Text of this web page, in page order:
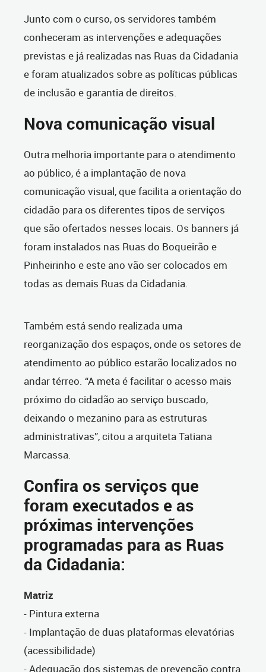
Junto com o curso, os servidores também
conheceram as intervenções e adequações
previstas e já realizadas nas Ruas da Cidadania
e foram atualizados sobre as políticas públicas
de inclusão e garantia de direitos.
Nova comunicação visual
Outra melhoria importante para o atendimento
ao público, é a implantação de nova
comunicação visual, que facilita a orientação do
cidadão para os diferentes tipos de serviços
que são ofertados nesses locais. Os banners já
foram instalados nas Ruas do Boqueirão e
Pinheirinho e este ano vão ser colocados em
todas as demais Ruas da Cidadania.
Também está sendo realizada uma
reorganização dos espaços, onde os setores de
atendimento ao público estarão localizados no
andar térreo. “A meta é facilitar o acesso mais
próximo do cidadão ao serviço buscado,
deixando o mezanino para as estruturas
administrativas”, citou a arquiteta Tatiana
Marcassa.
Confira os serviços que
foram executados e as
próximas intervenções
programadas para as Ruas
da Cidadania:
Matriz
- Pintura externa
- Implantação de duas plataformas elevatórias
(acessibilidade)
- Adequação dos sistemas de prevenção contra